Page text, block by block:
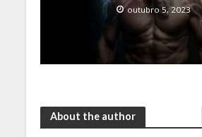
outubro 5, 2023
About the author